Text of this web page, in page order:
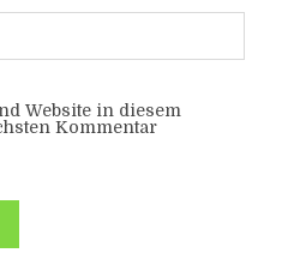
Website in diesem
Kommentar